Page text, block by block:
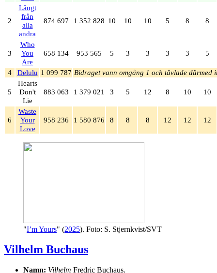
2
Långt
från
alla
andra
874 697 1 352 828 10 10 10 5 8 8
3
Who
You
Are
658 134 953 565 5 3 3 3 3 5
4 Delulu 1 099 787 Bidraget vann omgång 1 och tävlade därmed
5
Hearts
Don't
Lie
883 063 1 379 021 3 5 12 8 10 10
6
Waste
Your
Love
958 236 1 580 876 8 8 8 12 12 12
"I’m Yours" (2025). Foto: S. Stjernkvist/SVT
Vilhelm Buchaus
Namn: Vilhelm Fredric Buchaus.